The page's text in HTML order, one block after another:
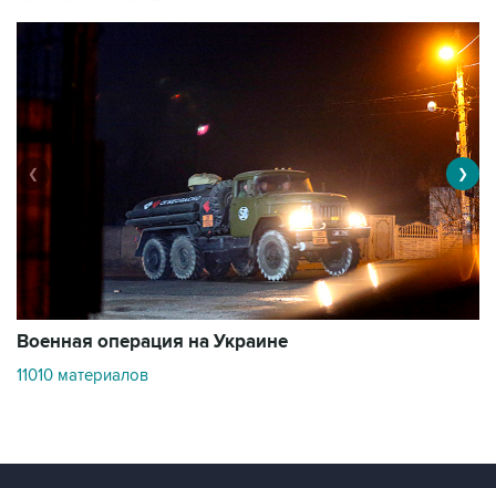
Военная операция на Украине
11010 материалов
❮ ❯